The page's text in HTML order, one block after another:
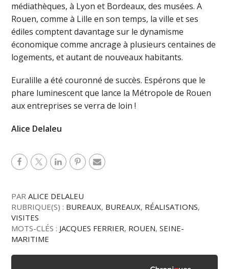
médiathèques, à Lyon et Bordeaux, des musées. A
Rouen, comme à Lille en son temps, la ville et ses
édiles comptent davantage sur le dynamisme
économique comme ancrage à plusieurs centaines de
logements, et autant de nouveaux habitants.
Euralille a été couronné de succès. Espérons que le
phare luminescent que lance la Métropole de Rouen
aux entreprises se verra de loin !
Alice Delaleu
PARALICE DELALEU
RUBRIQUE(S) : BUREAUX, BUREAUX, RÉALISATIONS,
VISITES
MOTS-CLÉS : JACQUES FERRIER, ROUEN,SEINE-
MARITIME